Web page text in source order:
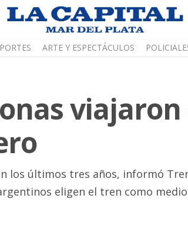
ARTE Y ESPECTÁCULOS
los últimos tres años, informó
eligen el tren como